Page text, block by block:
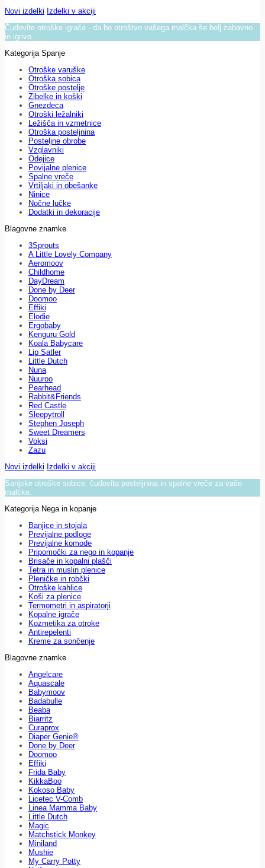
Novi izdelki Izdelki v akciji
Čudovite otroške igrače - da bo otroštvo vašega malčka še bolj zabavno
in igrivo.
Kategorija Spanje
Otroške varuške
Otroška sobica
Otroške postelje
Zibelke in koški
Gnezdeca
Otroški ležalniki
Ležišča in vzmetnice
Otroška posteljnina
Posteljne obrobe
Vzglavniki
Odejice
Povijalne plenice
Spalne vreče
Vrtiljaki in obešanke
Ninice
Nočne lučke
Dodatki in dekoracije
Blagovne znamke
3Sprouts
A Little Lovely Company
Aeromoov
Childhome
DayDream
Done by Deer
Doomoo
Effiki
Elodie
Ergobaby
Kenguru Gold
Koala Babycare
Lip Satler
Little Dutch
Nuna
Nuuroo
Pearhead
Rabbit&Friends
Red Castle
Sleepytroll
Stephen Joseph
Sweet Dreamers
Voksi
Zazu
Novi izdelki Izdelki v akciji
Sanjske otroške sobice, čudovita posteljnina in spalne vreče za vaše
malčke.
Kategorija Nega in kopanje
Banjice in stojala
Previjalne podloge
Previjalne komode
Pripomočki za nego in kopanje
Brisače in kopalni plašči
Tetra in muslin plenice
Pleničke in robčki
Otroške kahlice
Koši za plenice
Termometri in aspiratorji
Kopalne igrače
Kozmetika za otroke
Antirepelenti
Kreme za sončenje
Blagovne znamke
Angelcare
Aquascale
Babymoov
Badabulle
Beaba
Biarritz
Curaprox
Diaper Genie®
Done by Deer
Doomoo
Effiki
Frida Baby
KikkaBoo
Kokoso Baby
Licetec V-Comb
Linea Mamma Baby
Little Dutch
Magic
Matchstick Monkey
Miniland
Mushie
My Carry Potty